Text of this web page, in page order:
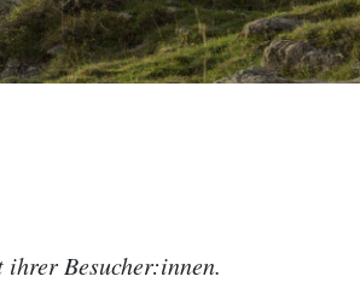
Besucher:innen.